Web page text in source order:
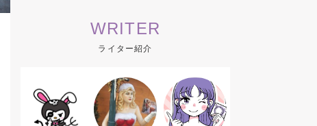
WRITER
ライター紹介